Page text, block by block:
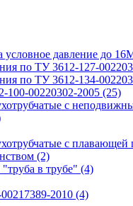
условное давление до
по ТУ 3612-127-
по ТУ 3612-134-
100-00220302-2005 (25)
с
с плавающей
(2)
в трубе" (4)
2010 (4)